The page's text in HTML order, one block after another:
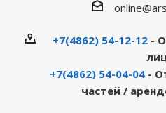
+7(4862) 54-12-12-
+7(4862) 54-04-04 -
частей /